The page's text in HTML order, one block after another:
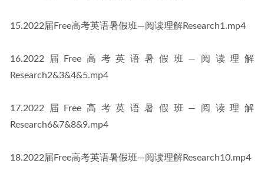
15.2022届Free高考英语暑假班—阅读理解Research1.mp4
16.2022届Free高考英语暑假班—阅读理解
Research2&3&4&5.mp4
17.2022届Free高考英语暑假班—阅读理解
Research6&7&8&9.mp4
18.2022届Free高考英语暑假班—阅读理解Research10.mp4